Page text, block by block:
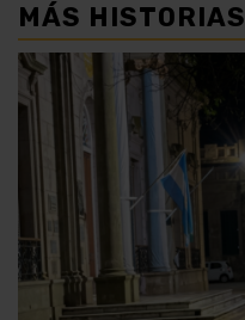
MÁS HISTORIAS